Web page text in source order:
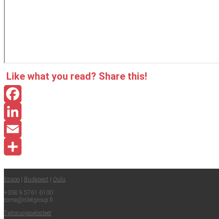
Like what you read? Sha­re this!
Facebook
LinkedIn
Email
Espoo | Buda­pest | Oulu
+358 9 5761 6100
come@​isletgroup.​fi
Tie­to­suo­ja­se­los­teet